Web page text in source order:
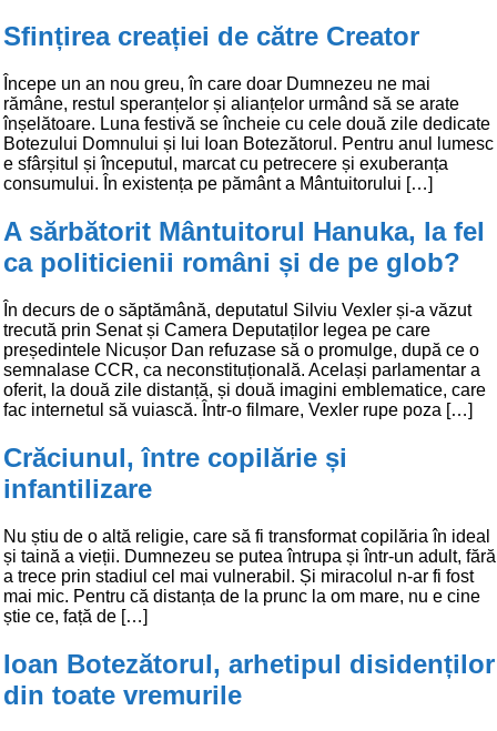
Sfințirea creației de către Creator
Începe un an nou greu, în care doar Dumnezeu ne mai
rămâne, restul speranțelor și alianțelor urmând să se arate
înșelătoare. Luna festivă se încheie cu cele două zile dedicate
Botezului Domnului și lui Ioan Botezătorul. Pentru anul lumesc
e sfârșitul și începutul, marcat cu petrecere și exuberanța
consumului. În existența pe pământ a Mântuitorului […]
A sărbătorit Mântuitorul Hanuka, la fel
ca politicienii români și de pe glob?
În decurs de o săptămână, deputatul Silviu Vexler și-a văzut
trecută prin Senat și Camera Deputaților legea pe care
președintele Nicușor Dan refuzase să o promulge, după ce o
semnalase CCR, ca neconstituțională. Același parlamentar a
oferit, la două zile distanță, și două imagini emblematice, care
fac internetul să vuiască. Într-o filmare, Vexler rupe poza […]
Crăciunul, între copilărie și
infantilizare
Nu știu de o altă religie, care să fi transformat copilăria în ideal
și taină a vieții. Dumnezeu se putea întrupa și într-un adult, fără
a trece prin stadiul cel mai vulnerabil. Și miracolul n-ar fi fost
mai mic. Pentru că distanța de la prunc la om mare, nu e cine
știe ce, față de […]
Ioan Botezătorul, arhetipul disidenților
din toate vremurile